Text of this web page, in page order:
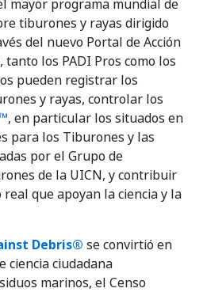
mayor programa mundial de
tiburones y rayas dirigido
del nuevo Portal de Acción
tanto los PADI Pros como los
pueden registrar los
y rayas, controlar los
, en particular los situados en
para los Tiburones y las
por el Grupo de
de la UICN, y contribuir
que apoyan la ciencia y la
Debris® se convirtió en
ciencia ciudadana
marinos, el Censo